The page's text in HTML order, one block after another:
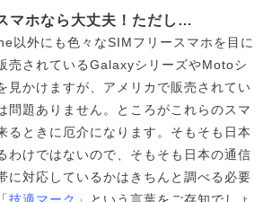
マホなら大丈夫！ただし…
以外にも色々なSIMフリースマホを目に
売されているGalaxyシリーズやMotoシ
見かけますが、アメリカで販売されてい
問題ありません。ところがこれらのスマ
るときに厄介になります。そもそも日本
わけではないので、そもそも日本の通信
に対応しているかはきちんと調べる必要
技適マーク 」という言葉をご存知でしょ